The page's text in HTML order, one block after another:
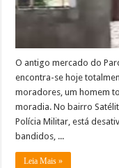
O antigo mercado do
encontra-se hoje
moradores, um homem
moradia. No bairro
Polícia Militar, está
bandidos, ...
Leia Mais »